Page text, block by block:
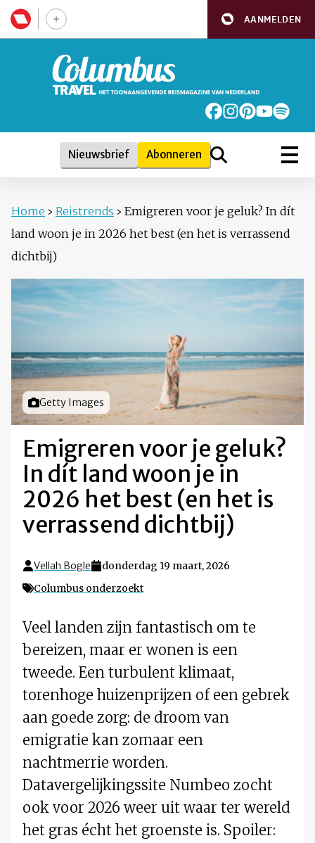
AANMELDEN
Nieuwsbrief Abonneren
Home › Reistrends › Emigreren voor je geluk? In dít
land woon je in 2026 het best (en het is verrassend
dichtbij)
Foto door
Getty Images
Emigreren voor je geluk?
In dít land woon je in
2026 het best (en het is
verrassend dichtbij)
Vellah Bogle
donderdag 19 maart, 2026
Columbus onderzoekt
Veel landen zijn fantastisch om te
bereizen, maar er wonen is een
tweede. Een turbulent klimaat,
torenhoge huizenprijzen of een gebrek
aan goede zorg: de droom van
emigratie kan zomaar een
nachtmerrie worden.
Datavergelijkingssite Numbeo zocht
ook voor 2026 weer uit waar ter wereld
het gras écht het groenste is. Spoiler: